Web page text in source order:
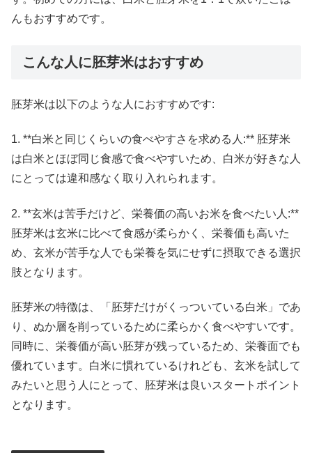
んもおすすめです。
こんな人に胚芽米はおすすめ
胚芽米は以下のような人におすすめです:
1. **白米と同じくらいの食べやすさを求める人:** 胚芽米
は白米とほぼ同じ食感で食べやすいため、白米が好きな人
にとっては違和感なく取り入れられます。
2. **玄米は苦手だけど、栄養価の高いお米を食べたい人:**
胚芽米は玄米に比べて食感が柔らかく、栄養価も高いた
め、玄米が苦手な人でも栄養を気にせずに摂取できる選択
肢となります。
胚芽米の特徴は、「胚芽だけがくっついている白米」であ
り、ぬか層を削っているために柔らかく食べやすいです。
同時に、栄養価が高い胚芽が残っているため、栄養面でも
優れています。白米に慣れているけれども、玄米を試して
みたいと思う人にとって、胚芽米は良いスタートポイント
となります。